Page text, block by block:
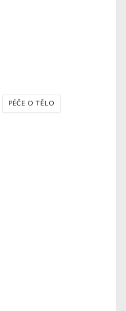
PÉČE O TĚLO